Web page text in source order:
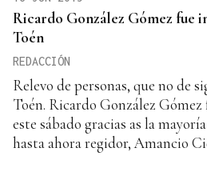
Ricardo González Gómez fue
Toén
REDACCIÓN
Relevo de personas, que no de
Toén. Ricardo González
este sábado gracias as la
hasta ahora regidor, Amancio